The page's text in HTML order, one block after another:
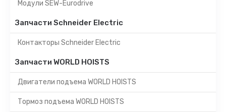
Модули SEW-Eurodrive
Запчасти Schneider Electric
Контакторы Schneider Electric
Запчасти WORLD HOISTS
Двигатели подъема WORLD HOISTS
Тормоз подъема WORLD HOISTS